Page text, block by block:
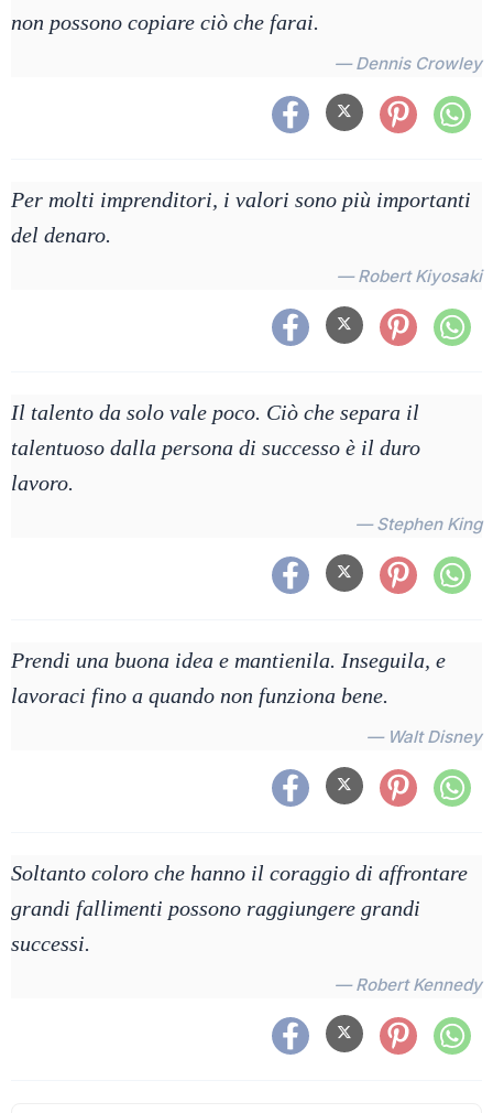
non possono copiare ciò che farai.
— Dennis Crowley
Per molti imprenditori, i valori sono più importanti
del denaro.
— Robert Kiyosaki
Il talento da solo vale poco. Ciò che separa il
talentuoso dalla persona di successo è il duro
lavoro.
— Stephen King
Prendi una buona idea e mantienila. Inseguila, e
lavoraci fino a quando non funziona bene.
— Walt Disney
Soltanto coloro che hanno il coraggio di affrontare
grandi fallimenti possono raggiungere grandi
successi.
— Robert Kennedy